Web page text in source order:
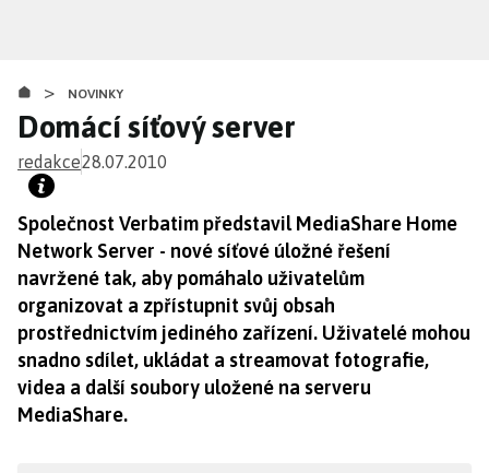
obsahu
> NOVINKY
Domácí síťový server
redakce28.07.2010
Společnost Verbatim představil MediaShare Home
Network Server - nové síťové úložné řešení
navržené tak, aby pomáhalo uživatelům
organizovat a zpřístupnit svůj obsah
prostřednictvím jediného zařízení. Uživatelé mohou
snadno sdílet, ukládat a streamovat fotografie,
videa a další soubory uložené na serveru
MediaShare.